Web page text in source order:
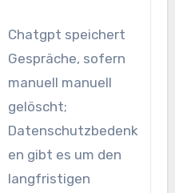
Chatgpt speichert
Gespräche, sofern
manuell manuell
gelöscht;
Datenschutzbedenk
en gibt es um den
langfristigen